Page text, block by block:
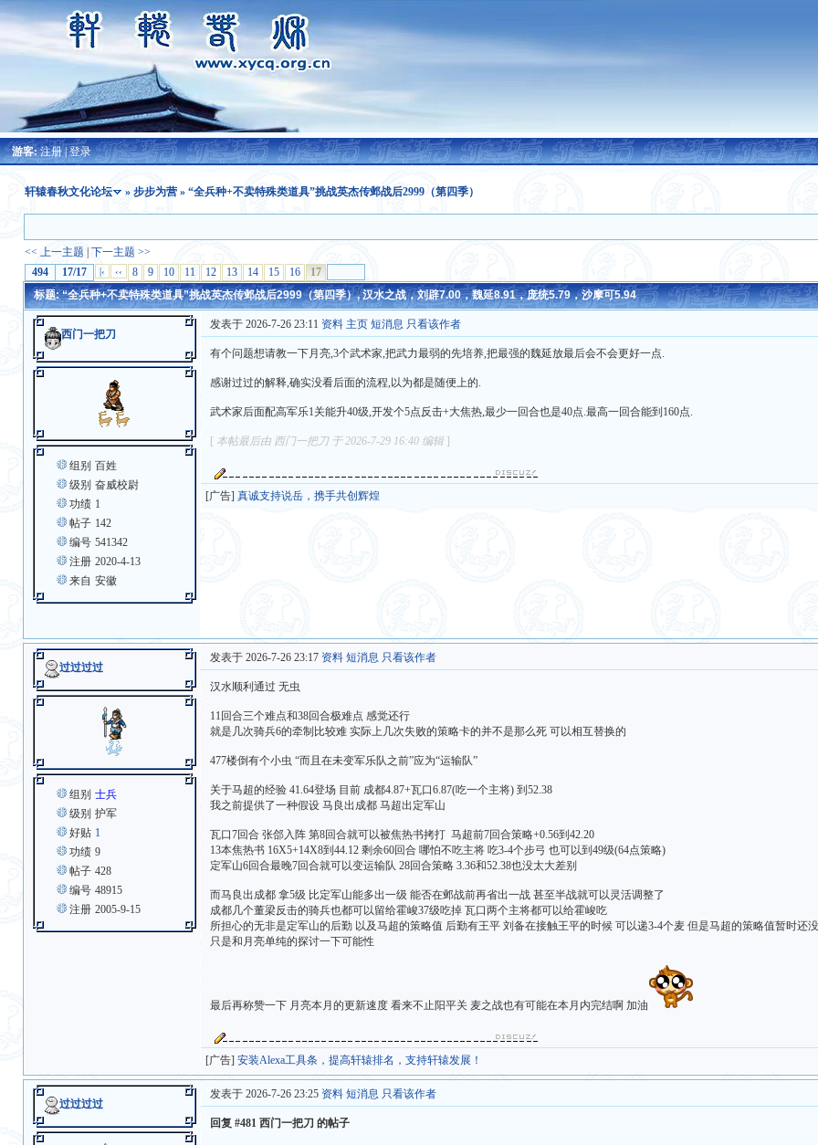
游客:注册|登录
轩辕春秋文化论坛 » 步步为营» “全兵种+不卖特殊类道具”挑战英杰传邺战后2999（第四季）
<< 上一主题
下一主题 >>
494
17/17 |‹ ‹‹ 8 9 10 11 12 13 14 15 16
17
标题: “全兵种+不卖特殊类道具”挑战英杰传邺战后2999（第四季）, 汉水之战，刘辟7.00，魏延8.91，庞统5.79，沙摩可5.94
西门一把刀
组别 百姓
级别 奋威校尉
功绩 1
帖子 142
编号 541342
注册 2020-4-13
来自 安徽
发表于 2026-7-26 23:11 资料 主页 短消息 只看该作者
有个问题想请教一下月亮,3个武术家,把武力最弱的先培养,把最强的魏延放最后会不会更好一点.
感谢过过的解释,确实没看后面的流程,以为都是随便上的.
武术家后面配高军乐1关能升40级,开发个5点反击+大焦热,最少一回合也是40点.最高一回合能到160点.
[ 本帖最后由 西门一把刀 于 2026-7-29 16:40 编辑 ]
[广告] 真诚支持说岳，携手共创辉煌
过过过过
组别 士兵
级别 护军
好贴 1
功绩 9
帖子 428
编号 48915
注册 2005-9-15
发表于 2026-7-26 23:17 资料 短消息 只看该作者
汉水顺利通过 无虫
11回合三个难点和38回合极难点 感觉还行
就是几次骑兵6的牵制比较难 实际上几次失败的策略卡的并不是那么死 可以相互替换的
477楼倒有个小虫 “而且在未变军乐队之前”应为“运输队”
关于马超的经验 41.64登场 目前 成都4.87+瓦口6.87(吃一个主将) 到52.38
我之前提供了一种假设 马良出成都 马超出定军山
瓦口7回合 张郃入阵 第8回合就可以被焦热书拷打 马超前7回合策略+0.56到42.20
13本焦热书 16X5+14X8到44.12 剩余60回合 哪怕不吃主将 吃3-4个步弓 也可以到49级(64点策略)
定军山6回合最晚7回合就可以变运输队 28回合策略 3.36和52.38也没太大差别
而马良出成都 拿5级 比定军山能多出一级 能否在邺战前再省出一战 甚至半战就可以灵活调整了
成都几个董梁反击的骑兵也都可以留给霍峻37级吃掉 瓦口两个主将都可以给霍峻吃
所担心的无非是定军山的后勤 以及马超的策略值 后勤有王平 刘备在接触王平的时候 可以递3-4个麦 但是马超的策略值暂时还
只是和月亮单纯的探讨一下可能性
最后再称赞一下 月亮本月的更新速度 看来不止阳平关 麦之战也有可能在本月内完结啊 加油
[广告] 安装Alexa工具条，提高轩辕排名，支持轩辕发展！
过过过过
发表于 2026-7-26 23:25 资料 短消息 只看该作者
回复 #481 西门一把刀 的帖子